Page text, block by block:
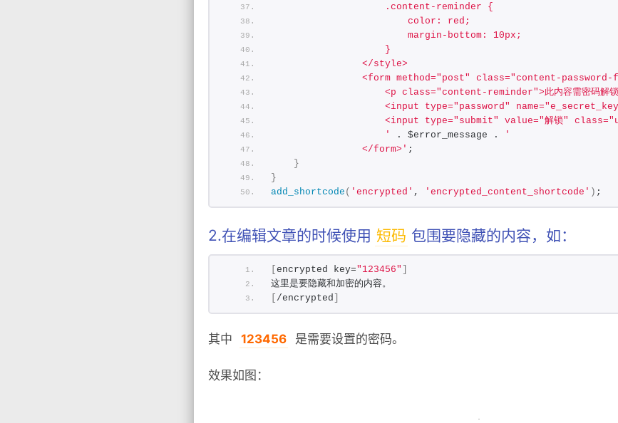
                    .content-reminder {
                        color: red;
                        margin-bottom: 10px;
                    }
                </style>
<form method="post" class="content-password-
<p class="content-reminder">此内容需密码解锁
<input type="password"
<input type="submit" value="解锁"
                    '
. $error_message .
'
                </form>'
;
}
}
add_shortcode ( 'encrypted' , 'encrypted_content_shortcode' ) ;
2.在编辑文章的时候使用 短码 包围要隐藏的内容，如：
encrypted key="123456"
这里是要隐藏和加密的内容。
/encrypted
其中 123456 是需要设置的密码。
效果如图：